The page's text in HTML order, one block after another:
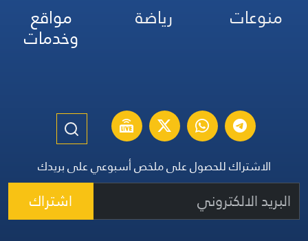
منوعات
رياضة مواقع
وخدمات
الاشتراك للحصول على ملخص أسبوعي على بريدك
اشتراك